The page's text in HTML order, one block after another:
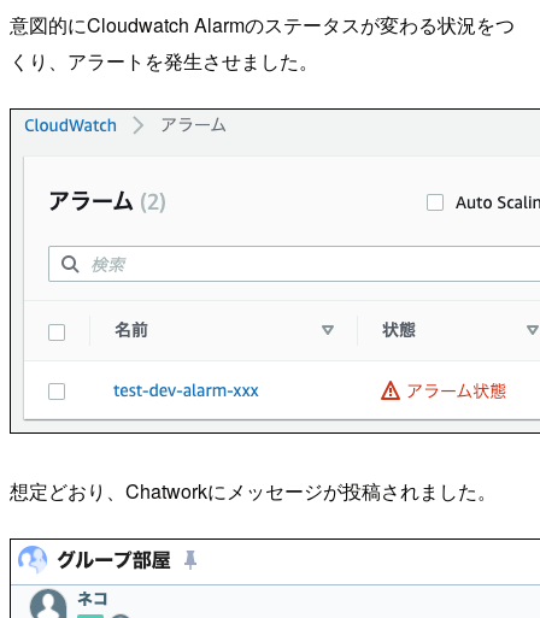
意図的にCloudwatch Alarmのステータスが変わる状況をつ
くり、アラートを発生させました。
想定どおり、Chatworkにメッセージが投稿されました。